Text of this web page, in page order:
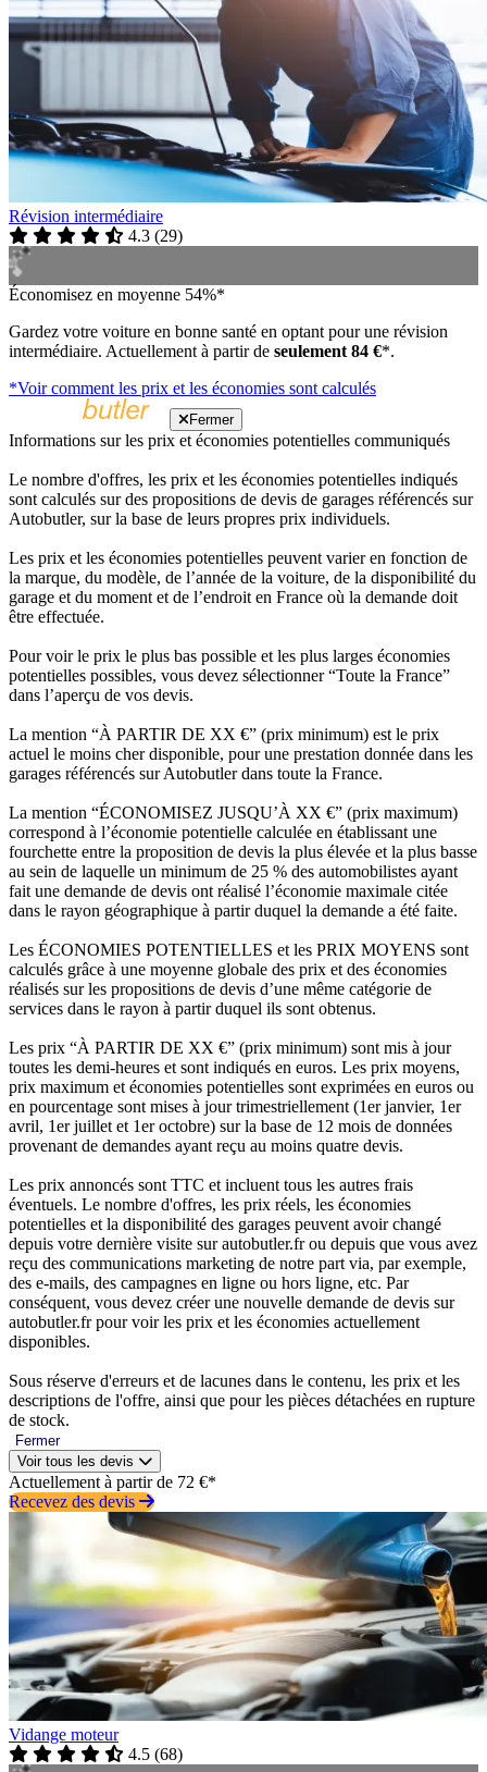
Révision intermédiaire
4.3 (29)
Économisez en moyenne 54%*
Gardez votre voiture en bonne santé en optant pour une révision
intermédiaire. Actuellement à partir de seulement 84 €*.
*Voir comment les prix et les économies sont calculés
Fermer
Informations sur les prix et économies potentielles communiqués
Le nombre d'offres, les prix et les économies potentielles indiqués
sont calculés sur des propositions de devis de garages référencés sur
Autobutler, sur la base de leurs propres prix individuels.
Les prix et les économies potentielles peuvent varier en fonction de
la marque, du modèle, de l’année de la voiture, de la disponibilité du
garage et du moment et de l’endroit en France où la demande doit
être effectuée.
Pour voir le prix le plus bas possible et les plus larges économies
potentielles possibles, vous devez sélectionner “Toute la France”
dans l’aperçu de vos devis.
La mention “À PARTIR DE XX €” (prix minimum) est le prix
actuel le moins cher disponible, pour une prestation donnée dans les
garages référencés sur Autobutler dans toute la France.
La mention “ÉCONOMISEZ JUSQU’À XX €” (prix maximum)
correspond à l’économie potentielle calculée en établissant une
fourchette entre la proposition de devis la plus élevée et la plus basse
au sein de laquelle un minimum de 25 % des automobilistes ayant
fait une demande de devis ont réalisé l’économie maximale citée
dans le rayon géographique à partir duquel la demande a été faite.
Les ÉCONOMIES POTENTIELLES et les PRIX MOYENS sont
calculés grâce à une moyenne globale des prix et des économies
réalisés sur les propositions de devis d’une même catégorie de
services dans le rayon à partir duquel ils sont obtenus.
Les prix “À PARTIR DE XX €” (prix minimum) sont mis à jour
toutes les demi-heures et sont indiqués en euros. Les prix moyens,
prix maximum et économies potentielles sont exprimées en euros ou
en pourcentage sont mises à jour trimestriellement (1er janvier, 1er
avril, 1er juillet et 1er octobre) sur la base de 12 mois de données
provenant de demandes ayant reçu au moins quatre devis.
Les prix annoncés sont TTC et incluent tous les autres frais
éventuels. Le nombre d'offres, les prix réels, les économies
potentielles et la disponibilité des garages peuvent avoir changé
depuis votre dernière visite sur autobutler.fr ou depuis que vous avez
reçu des communications marketing de notre part via, par exemple,
des e-mails, des campagnes en ligne ou hors ligne, etc. Par
conséquent, vous devez créer une nouvelle demande de devis sur
autobutler.fr pour voir les prix et les économies actuellement
disponibles.
Sous réserve d'erreurs et de lacunes dans le contenu, les prix et les
descriptions de l'offre, ainsi que pour les pièces détachées en rupture
de stock.
Fermer
Voir tous les devis
Actuellement à partir de 72 €*
Recevez des devis
Vidange moteur
4.5 (68)